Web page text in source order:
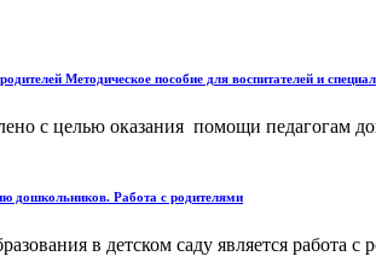
Методическое пособие для воспитателей и
с целью оказания помощи
дошкольников. Работа с родителями
в детском саду является работа